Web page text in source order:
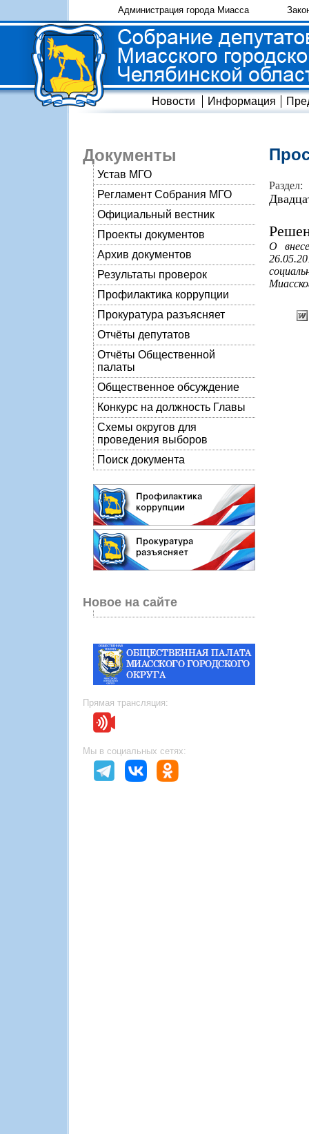
Администрация города Миасса
Новости Информация
Документы
Устав МГО
Регламент Собрания МГО
Официальный вестник
Проекты документов
Архив документов
Результаты проверок
Профилактика коррупции
Прокуратура разъясняет
Отчёты депутатов
Отчёты Общественной
палаты
Общественное обсуждение
Конкурс на должность Главы
Схемы округов для
проведения выборов
Поиск документа
Новое на сайте
Прямая трансляция:
Мы в социальных сетях:
Раздел:
О